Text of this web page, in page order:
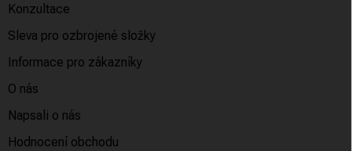
Konzultace
Sleva pro ozbrojené složky
Informace pro zákazníky
O nás
Napsali o nás
Hodnocení obchodu